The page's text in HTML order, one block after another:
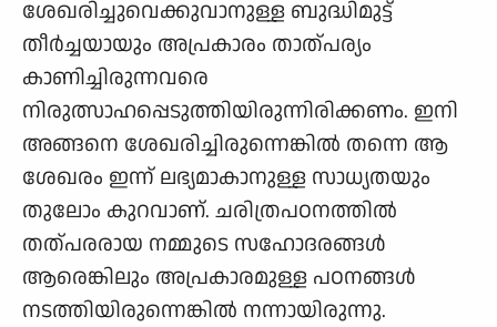
ശേഖരിച്ചുവെക്കുവാനുള്ള ബുദ്ധിമുട്ട്
തീർച്ചയായും അപ്രകാരം താത്പര്യം
കാണിച്ചിരുന്നവരെ
നിരുത്സാഹപ്പെടുത്തിയിരുന്നിരിക്കണം. ഇനി
അങ്ങനെ ശേഖരിച്ചിരുന്നെങ്കിൽ തന്നെ ആ
ശേഖരം ഇന്ന് ലഭ്യമാകാനുള്ള സാധ്യതയും
തുലോം കുറവാണ്. ചരിത്രപഠനത്തിൽ
തത്പരരായ നമ്മുടെ സഹോദരങ്ങൾ
ആരെങ്കിലും അപ്രകാരമുള്ള പഠനങ്ങൾ
നടത്തിയിരുന്നെങ്കിൽ നന്നായിരുന്നു.